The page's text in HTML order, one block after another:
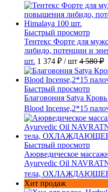
Быстрый просмотр
Тентекс Форте для
либидо, потенции и
шт. 1 374 ₽ / шт 4 580 ₽
Быстрый просмотр
Благовония Satya
Blood Incense,2*15
Быстрый просмотр
Аюрведическое
Ayurvedic Oil
тела,
Хит продаж